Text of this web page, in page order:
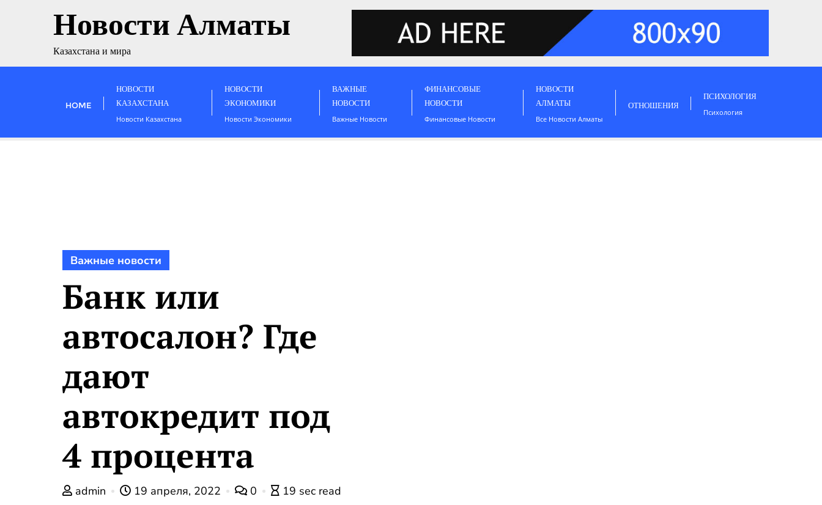
Новости Алматы
Казахстана и мира
HOME
НОВОСТИ
КАЗАХСТАНА
Новости Казахстана
НОВОСТИ
ЭКОНОМИКИ
Новости Экономики
ВАЖНЫЕ
НОВОСТИ
Важные Новости
ФИНАНСОВЫЕ
НОВОСТИ
Финансовые Новости
НОВОСТИ
АЛМАТЫ
Все Новости Алматы
ОТНОШЕНИЯ
ПСИХОЛОГИЯ
Психология
Важные новости
Банк или
автосалон? Где
дают
автокредит под
4 процента
admin 19 апреля, 2022 0 19 sec read